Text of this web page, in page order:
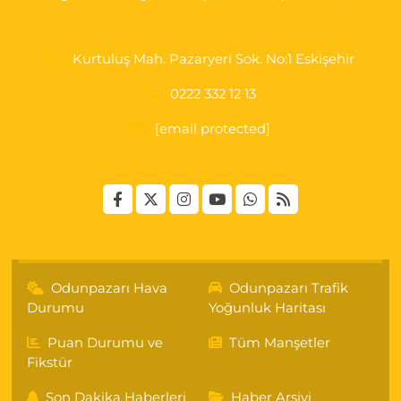
Kurtuluş Mah. Pazaryeri Sok. No:1 Eskişehir
0222 332 12 13
[email protected]
Odunpazarı Hava
Durumu
Odunpazarı Trafik
Yoğunluk Haritası
Puan Durumu ve
Fikstür
Tüm Manşetler
Son Dakika Haberleri Haber Arşivi